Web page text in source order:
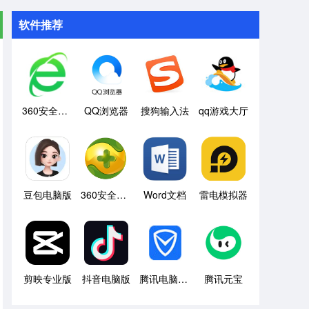
软件推荐
360安全浏览器 QQ浏览器 搜狗输入法 qq游戏大厅
豆包电脑版 360安全卫士 Word文档 雷电模拟器
剪映专业版 抖音电脑版 腾讯电脑管家 腾讯元宝